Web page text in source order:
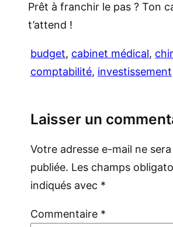
Prêt à franchir le pas ? Ton
t’attend !
budget, cabinet médical,
comptabilité, investissement
Laisser un
Votre adresse e-mail ne
publiée. Les champs
indiqués avec *
Commentaire *